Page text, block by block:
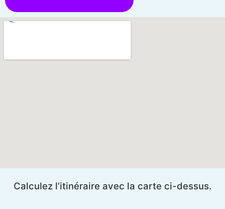
Calculez l’itinéraire avec la carte ci-dessus.